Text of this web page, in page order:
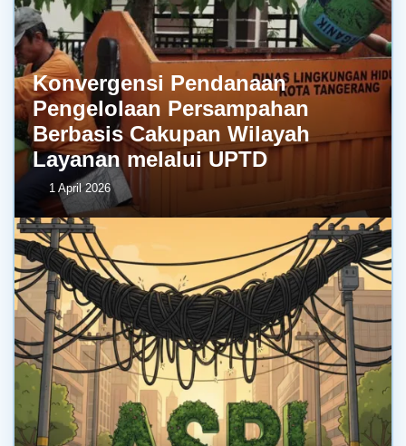
Konvergensi Pendanaan
Pengelolaan Persampahan
Berbasis Cakupan Wilayah
Layanan melalui UPTD
1 April 2026